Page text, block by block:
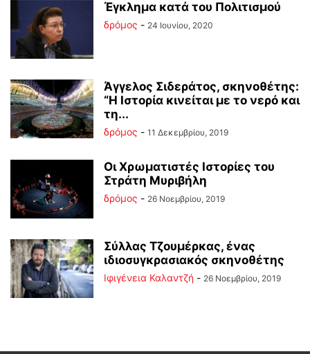
Έγκλημα κατά του Πολιτισμού
δρόμος - 24 Ιουνίου, 2020
Άγγελος Σιδεράτος, σκηνοθέτης:
“Η Ιστορία κινείται με το νερό και
τη...
δρόμος - 11 Δεκεμβρίου, 2019
Οι Χρωματιστές Ιστορίες του
Στράτη Μυριβήλη
δρόμος - 26 Νοεμβρίου, 2019
Σύλλας Τζουμέρκας, ένας
ιδιοσυγκρασιακός σκηνοθέτης
Ιφιγένεια Καλαντζή - 26 Νοεμβρίου, 2019